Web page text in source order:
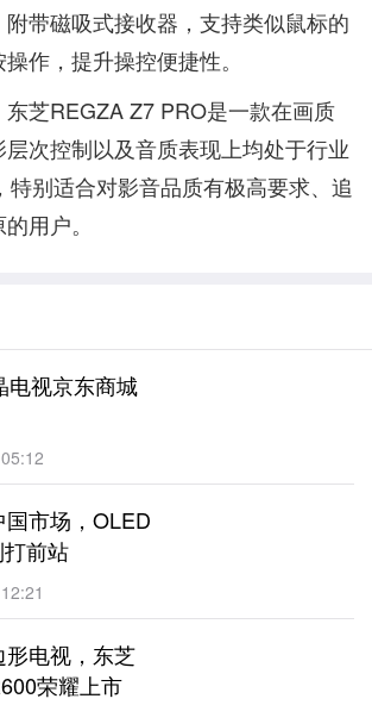
带磁吸式接收器，支持类似鼠标的
作，提升操控便捷性。
东芝REGZA Z7 PRO是一款在画质
次控制以及音质表现上均处于行业
特别适合对影音品质有极高要求、追
用户。
电视京东商城
市场，OLED
前站
电视，东芝
荣耀上市